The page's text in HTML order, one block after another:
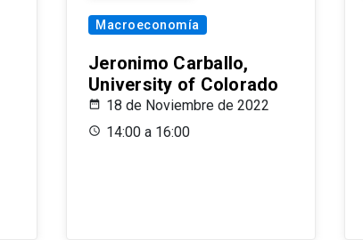
Macroeconomía
Jeronimo Carballo,
University of Colorado
18 de Noviembre de 2022
14:00 a 16:00